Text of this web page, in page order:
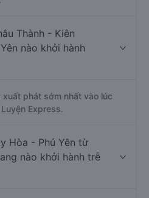
Thành - Kiên
nào khởi hành
phát sớm nhất vào lúc
Express.
Hòa - Phú Yên từ
nào khởi hành trễ